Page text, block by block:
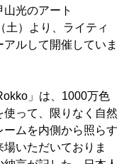
光のアート
土）より、ライティ
アルして開催していま
」は、1000万色
って、限りなく自然
ムを内側から照らす
いただいておりま